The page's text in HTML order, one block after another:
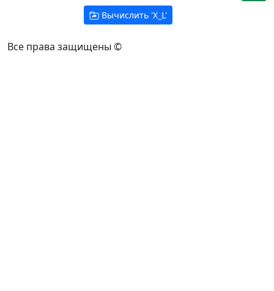
Вычислить 'X_L'
Все права защищены ©